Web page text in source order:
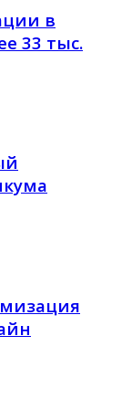
в
33 тыс.